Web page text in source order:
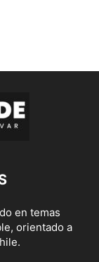
en temas
orientado a